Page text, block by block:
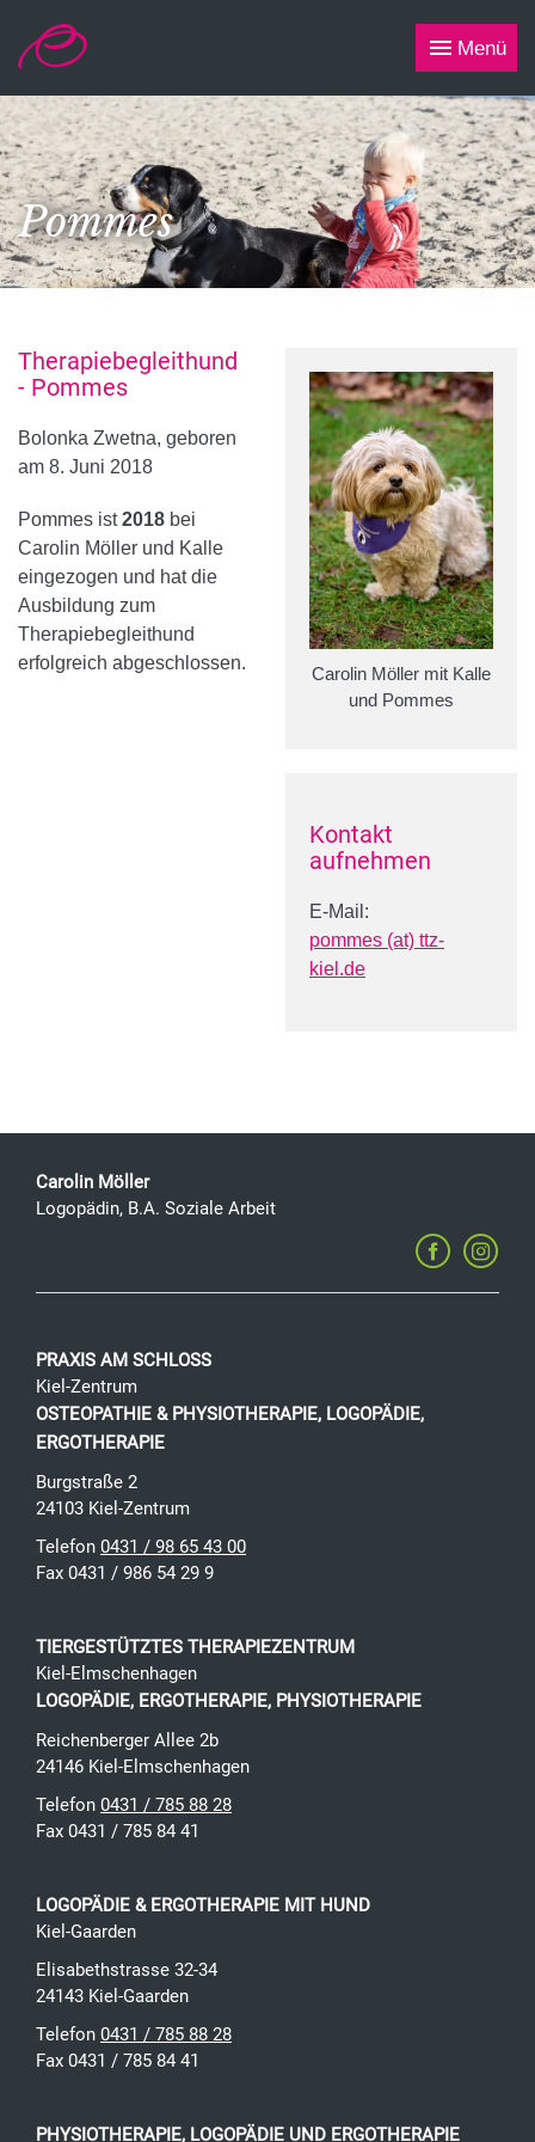
Menü
Pommes
Therapiebegleithund
- Pommes
Bolonka Zwetna, geboren
am 8. Juni 2018
Pommes ist2018 bei
Carolin Möller und Kalle
eingezogen und hat die
Ausbildung zum
Therapiebegleithund
erfolgreich abgeschlossen.
Carolin Möller mit Kalle
und Pommes
Kontakt
aufnehmen
E-Mail:
pommes (at) ttz-
kiel.de
Carolin Möller
Logopädin, B.A. Soziale Arbeit
PRAXIS AM SCHLOSS
Kiel-Zentrum
OSTEOPATHIE & PHYSIOTHERAPIE, LOGOPÄDIE,
ERGOTHERAPIE
Burgstraße 2
24103 Kiel -Zentrum
Telefon 0431 / 98 65 43 00
Fax 0431 / 986 54 29 9
TIERGESTÜTZTES THERAPIEZENTRUM
Kiel-Elmschenhagen
LOGOPÄDIE, ERGOTHERAPIE, PHYSIOTHERAPIE
Reichenberger Allee 2b
24146 Kiel -Elmschenhagen
Telefon 0431 / 785 88 28
Fax 0431 / 785 84 41
LOGOPÄDIE & ERGOTHERAPIE MIT HUND
Kiel-Gaarden
Elisabethstrasse 32-34
24143 Kiel -Gaarden
Telefon 0431 / 785 88 28
Fax 0431 / 785 84 41
PHYSIOTHERAPIE, LOGOPÄDIE UND ERGOTHERAPIE